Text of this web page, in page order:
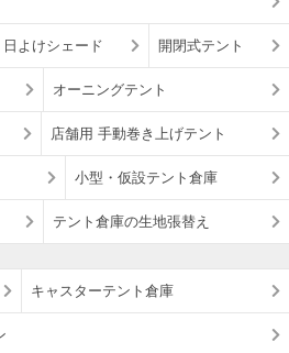
日よけシェード 開閉式テント
オーニングテント
店舗用 手動巻き上げテント
小型・仮設テント倉庫
テント倉庫の生地張替え
キャスターテント倉庫